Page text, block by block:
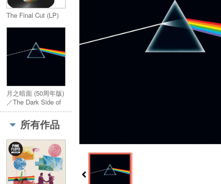
The Final Cut (LP)
月之暗面 (50周年版)
／The Dark Side of
the Moon (50th
Anniversary
Remaster)
所有作品